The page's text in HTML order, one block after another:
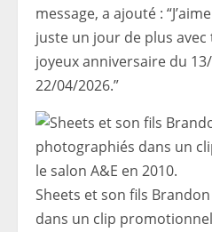
message, a ajouté :
juste un jour de plus avec
joyeux anniversaire du
22/04/2026.”
Sheets et son fils
dans un clip